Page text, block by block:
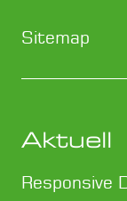
Sitemap
Aktuell
Responsive